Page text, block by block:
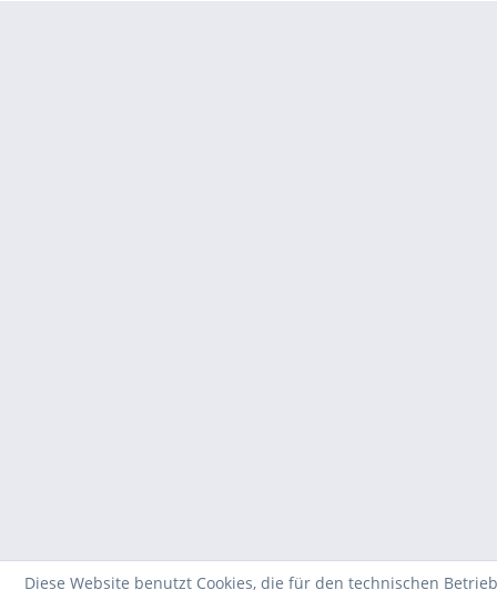
Diese Website benutzt Cookies, die für den technischen